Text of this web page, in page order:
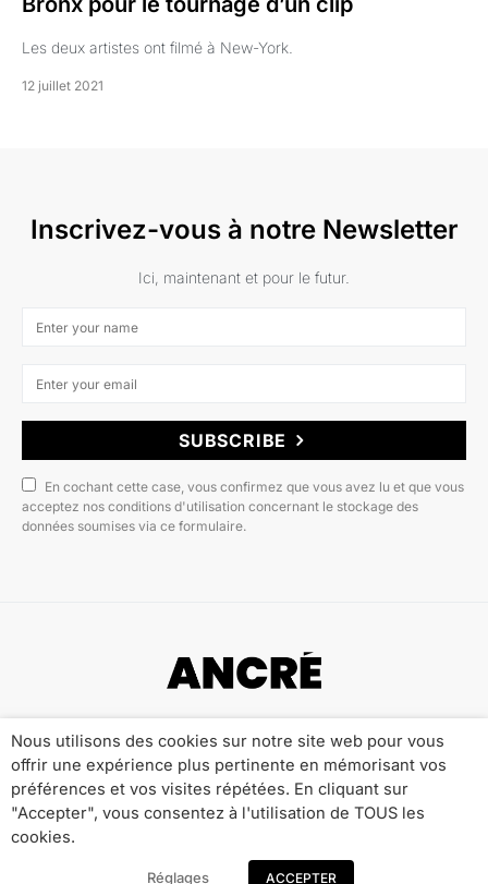
Les deux artistes ont filmé à New-York.
12 juillet 2021
Inscrivez-vous à notre Newsletter
Ici, maintenant et pour le futur.
SUBSCRIBE
En cochant cette case, vous confirmez que vous avez lu et que vous
acceptez nos conditions d'utilisation concernant le stockage des
données soumises via ce formulaire.
Qui sommes-nous ? Publicité
Contact
Mentions Légales
Politique de Confidentialité
Nous utilisons des cookies sur notre site web pour vous
offrir une expérience plus pertinente en mémorisant vos
préférences et vos visites répétées. En cliquant sur
"Accepter", vous consentez à l'utilisation de TOUS les
cookies.
Réglages ACCEPTER